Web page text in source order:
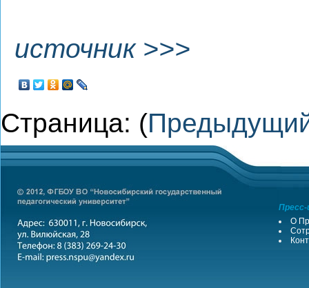
источник >>>
Страница: (
О